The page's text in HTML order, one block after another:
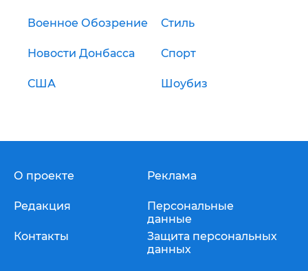
Военное Обозрение Стиль
Новости Донбасса Спорт
США Шоубиз
О проекте
Редакция
Контакты
Реклама
Персональные
данные
Защита персональных
данных